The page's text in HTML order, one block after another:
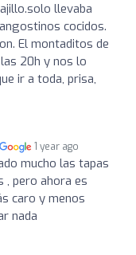
llevaba
cocidos.
El montaditos de
20h y nos lo
ir a toda, prisa,
1 year ago
mucho las tapas
, pero ahora es
caro y menos
nada